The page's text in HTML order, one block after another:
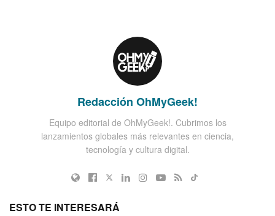
Redacción OhMyGeek!
Equipo editorial de OhMyGeek!. Cubrimos los
lanzamientos globales más relevantes en ciencia,
tecnología y cultura digital.
ESTO TE INTERESARÁ